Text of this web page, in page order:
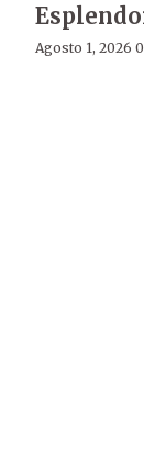
Agosto 1, 2026